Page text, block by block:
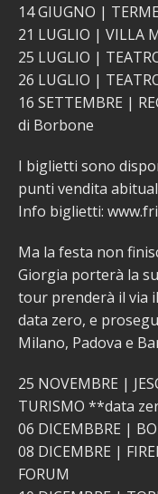
14 GIUGNO |
21 LUGLIO | VILLA
25 LUGLIO |
26 LUGLIO |
16 SETTEMBRE |
di Borbone
I biglietti sono
punti vendita
Info biglietti:
Ma la festa non
Giorgia porterà la
tour prenderà il via
data zero, e
Milano, Padova e
25 NOVEMBRE |
TURISMO **data
06 DICEMBBRE |
08 DICEMBRE |
FORUM